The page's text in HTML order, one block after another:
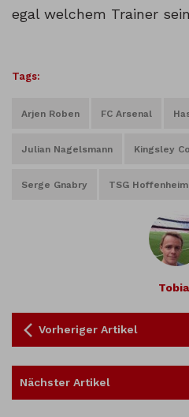
egal welchem Trainer
Tags:
Arjen Roben FC Arsenal
Julian Nagelsmann Kingsley
Serge Gnabry TSG Hoffenheim
Vorheriger Artikel
Nächster Artikel